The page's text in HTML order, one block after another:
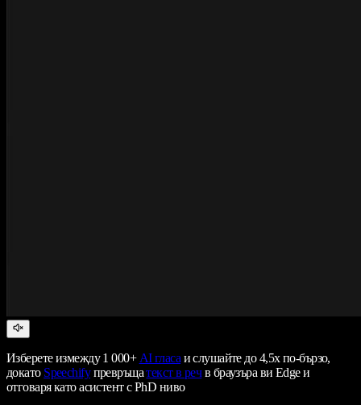
Изберете измежду 1 000+ AI гласа и слушайте до 4,5x по-бързо,
докато Speechifyпревръщатекст в речв браузъра ви Edge и
отговаря като асистент с PhD ниво